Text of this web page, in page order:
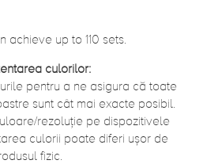
achieve up to 110 sets.
culorilor:
pentru a ne asigura că toate
sunt cât mai exacte posibil.
rezoluție pe dispozitivele
culorii poate diferi ușor de
fizic.